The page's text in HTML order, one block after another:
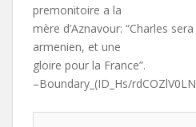
premonitoire a la
mère d’Aznavour: “Charles
armenien, et une
gloire pour la France”.
–Boundary_(ID_Hs/